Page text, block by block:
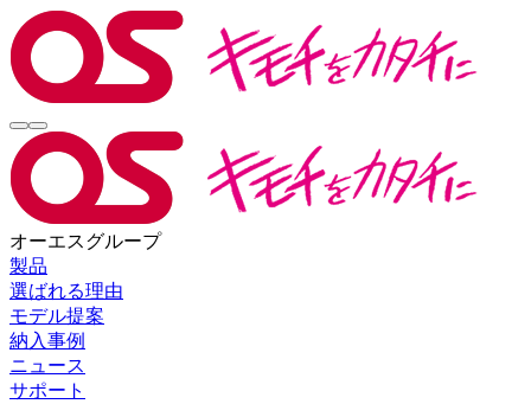
オーエスグループ
製品
選ばれる理由
モデル提案
納入事例
ニュース
サポート